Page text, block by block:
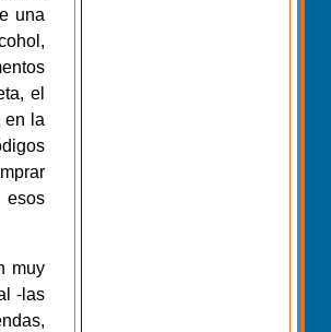
una
el
en la
esos
muy
-las